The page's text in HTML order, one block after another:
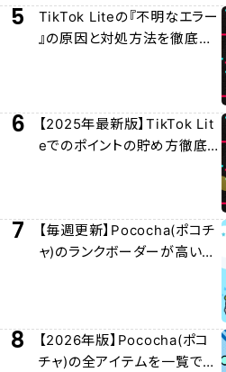
5
TikTok Liteの『不明なエラー
』の原因と対処方法を徹底解
6
【2025年最新版】TikTok Lit
eでのポイントの貯め方徹底
7
【毎週更新】Pococha(ポコチ
ャ)のランクボーダーが高い日
8
【2026年版】Pococha(ポコ
チャ)の全アイテムを一覧でわ